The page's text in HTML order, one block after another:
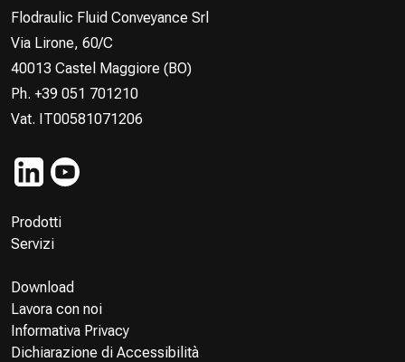
Flodraulic Fluid Conveyance Srl
Via Lirone, 60/C
40013 Castel Maggiore (BO)
Ph. +39 051 701210
Vat. IT00581071206
Prodotti
Servizi
Download
Lavora con noi
Informativa Privacy
Dichiarazione di Accessibilità